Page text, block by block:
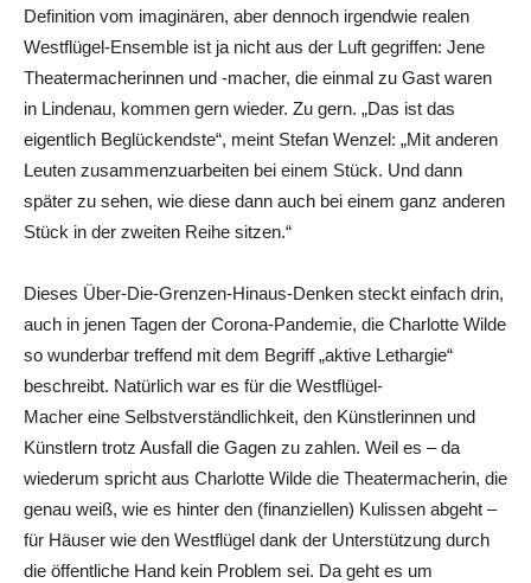
Definition vom imaginären, aber dennoch irgendwie realen
Westflügel-Ensemble ist ja nicht aus der Luft gegriffen: Jene
Theatermacherinnen und -macher, die einmal zu Gast waren
in Lindenau, kommen gern wieder. Zu gern. „Das ist das
eigentlich Beglückendste“, meint Stefan Wenzel: „Mit anderen
Leuten zusammenzuarbeiten bei einem Stück. Und dann
später zu sehen, wie diese dann auch bei einem ganz anderen
Stück in der zweiten Reihe sitzen.“
Dieses Über-Die-Grenzen-Hinaus-Denken steckt einfach drin,
auch in jenen Tagen der Corona-Pandemie, die Charlotte Wilde
so wunderbar treffend mit dem Begriff „aktive Lethargie“
beschreibt. Natürlich war es für die Westflügel-
Macher eine Selbstverständlichkeit, den Künstlerinnen und
Künstlern trotz Ausfall die Gagen zu zahlen. Weil es – da
wiederum spricht aus Charlotte Wilde die Theatermacherin, die
genau weiß, wie es hinter den (finanziellen) Kulissen abgeht –
für Häuser wie den Westflügel dank der Unterstützung durch
die öffentliche Hand kein Problem sei. Da geht es um